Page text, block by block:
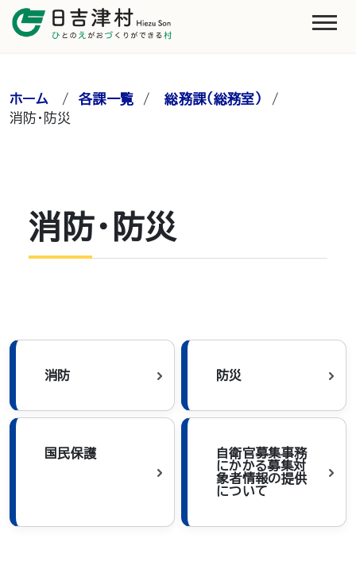
ホーム /各課一覧 /総務課（総務室）
/
消防・防災
消防・防災
消防 防災
国民保護
自衛官募集事務
にかかる募集対
象者情報の提供
について